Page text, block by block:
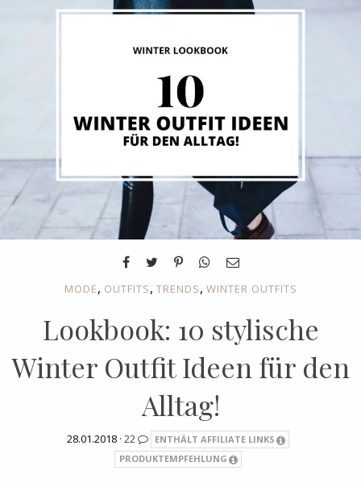
MODE, OUTFITS, TRENDS, WINTER OUTFITS
Lookbook: 10 stylische
Winter Outfit Ideen für den
Alltag!
28.01.2018 · 22
ENTHÄLT AFFILIATE LINKS
PRODUKTEMPFEHLUNG